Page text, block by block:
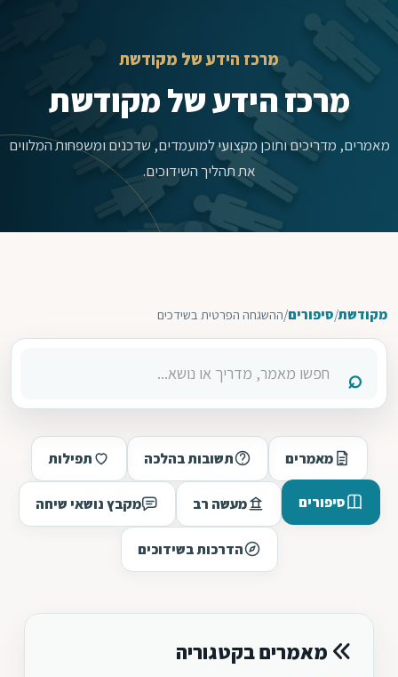
מרכז הידע של מקודשת
מרכז הידע של מקודשת
מאמרים, מדריכים ותוכן מקצועי למועמדים, שדכנים ומשפחות המלווים
את תהליך השידוכים.
מקודשת/סיפורים/ההשגחה הפרטית בשידכים
מאמרים תשובות בהלכה תפילות
סיפורים מעשה רב מקבץ נושאי שיחה
הדרכות בשידוכים
מאמרים בקטגוריה